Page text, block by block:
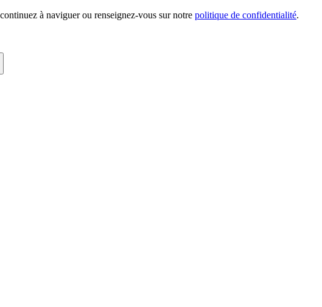
à naviguer ou renseignez-vous sur notre politique de confidentialité.